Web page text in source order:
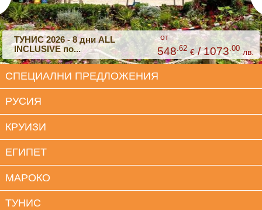
ТУНИС 2026 - 8 дни ALL
INCLUSIVE по...
от
548.62 €/ 1073.00 лв.
СПЕЦИАЛНИ ПРЕДЛОЖЕНИЯ
РУСИЯ
КРУИЗИ
ЕГИПЕТ
МАРОКО
ТУНИС